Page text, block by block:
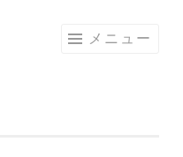
メニュー